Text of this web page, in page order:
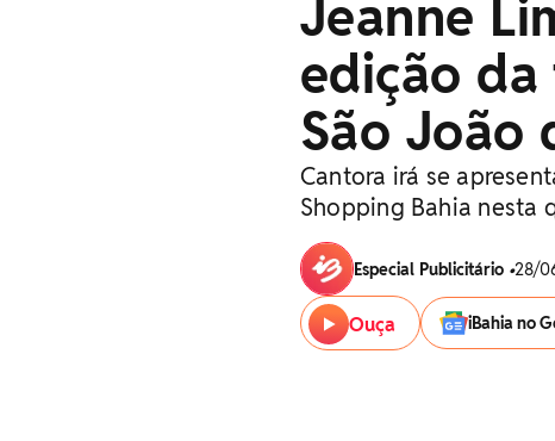
Jeanne
edição
São João
Cantora irá se
Shopping Bahia nesta
Especial Publicitário •28/
Ouça iBahia no